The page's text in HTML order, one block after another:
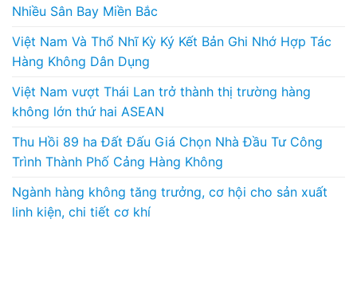
Nhiều Sân Bay Miền Bắc
Việt Nam Và Thổ Nhĩ Kỳ Ký Kết Bản Ghi Nhớ Hợp Tác
Hàng Không Dân Dụng
Việt Nam vượt Thái Lan trở thành thị trường hàng
không lớn thứ hai ASEAN
Thu Hồi 89 ha Đất Đấu Giá Chọn Nhà Đầu Tư Công
Trình Thành Phố Cảng Hàng Không
Ngành hàng không tăng trưởng, cơ hội cho sản xuất
linh kiện, chi tiết cơ khí